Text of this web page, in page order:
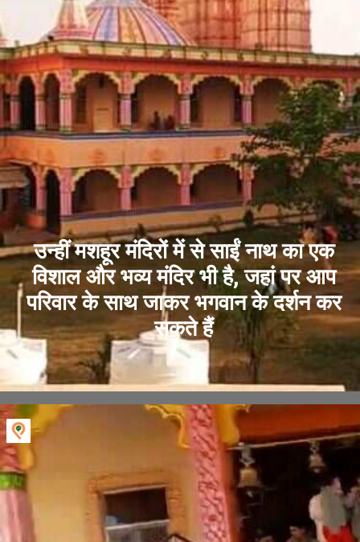
उन्हीं मशहूर मंदिरों में से साईं नाथ का एक
विशाल और भव्य मंदिर भी है, जहां पर आप
परिवार के साथ जाकर भगवान के दर्शन कर
सकते हैं